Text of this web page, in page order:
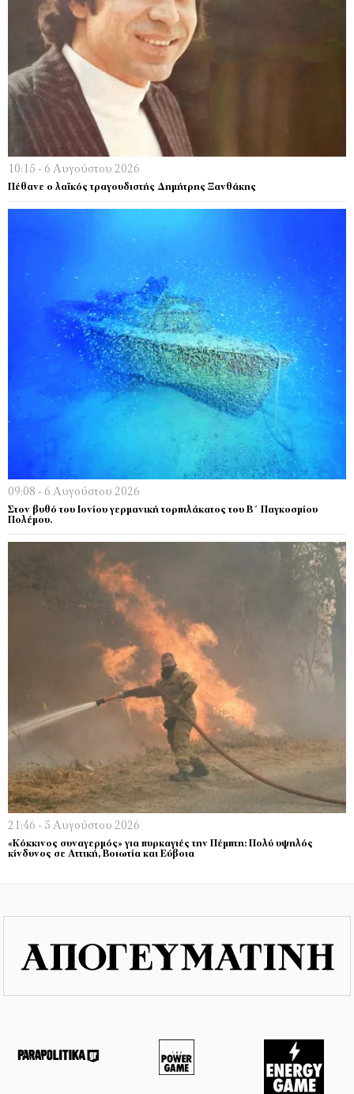
10:15 - 6 Αυγούστου 2026
Πέθανε ο λαϊκός τραγουδιστής Δημήτρης Ξανθάκης
09:08 - 6 Αυγούστου 2026
Στον βυθό του Ιονίου γερμανική τορπιλάκατος του Β΄ Παγκοσμίου
Πολέμου.
21:46 - 5 Αυγούστου 2026
«Κόκκινος συναγερμός» για πυρκαγιές την Πέμπτη: Πολύ υψηλός
κίνδυνος σε Αττική, Βοιωτία και Εύβοια